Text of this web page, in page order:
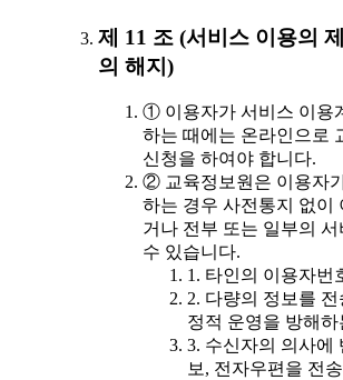
제 11 조 (서비스 이용의
의 해지)
① 이용자가 서비스 이용
하는 때에는 온라인으로
신청을 하여야 합니다.
② 교육정보원은 이용자
하는 경우 사전통지 없이
거나 전부 또는 일부의
수 있습니다.
1. 타인의 이용자번
2. 다량의 정보를
정적 운영을 방해하
3. 수신자의 의사에
보, 전자우편을 전